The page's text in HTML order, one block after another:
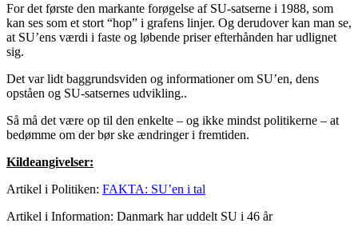
For det første den markante forøgelse af SU-satserne i 1988, som
kan ses som et stort “hop” i grafens linjer. Og derudover kan man se,
at SU’ens værdi i faste og løbende priser efterhånden har udlignet
sig.
Det var lidt baggrundsviden og informationer om SU’en, dens
opståen og SU-satsernes udvikling..
Så må det være op til den enkelte – og ikke mindst politikerne – at
bedømme om der bør ske ændringer i fremtiden.
Kildeangivelser:
Artikel i Politiken: FAKTA: SU’en i tal
Artikel i Information: Danmark har uddelt SU i 46 år